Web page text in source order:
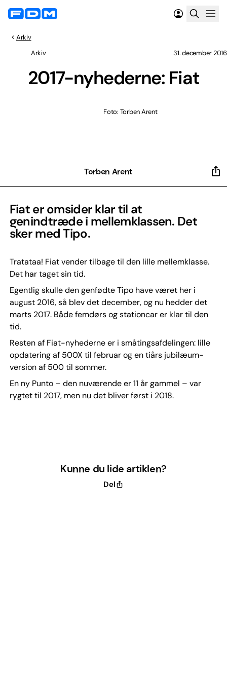
Arkiv
2017-nyhederne: Fiat
Arkiv 31. december 2016
Foto: Torben Arent
Torben Arent
Fiat er omsider klar til at
genindtræde i mellemklassen. Det
sker med Tipo.
Tratataa! Fiat vender tilbage til den lille mellemklasse.
Det har taget sin tid.
Egentlig skulle den genfødte Tipo have været her i
august 2016, så blev det december, og nu hedder det
marts 2017. Både femdørs og stationcar er klar til den
tid.
Resten af Fiat-nyhederne er i småtingsafdelingen: lille
opdatering af 500X til februar og en tiårs jubilæum-
version af 500 til sommer.
En ny Punto – den nuværende er 11 år gammel – var
rygtet til 2017, men nu det bliver først i 2018.
Kunne du lide artiklen?
Del